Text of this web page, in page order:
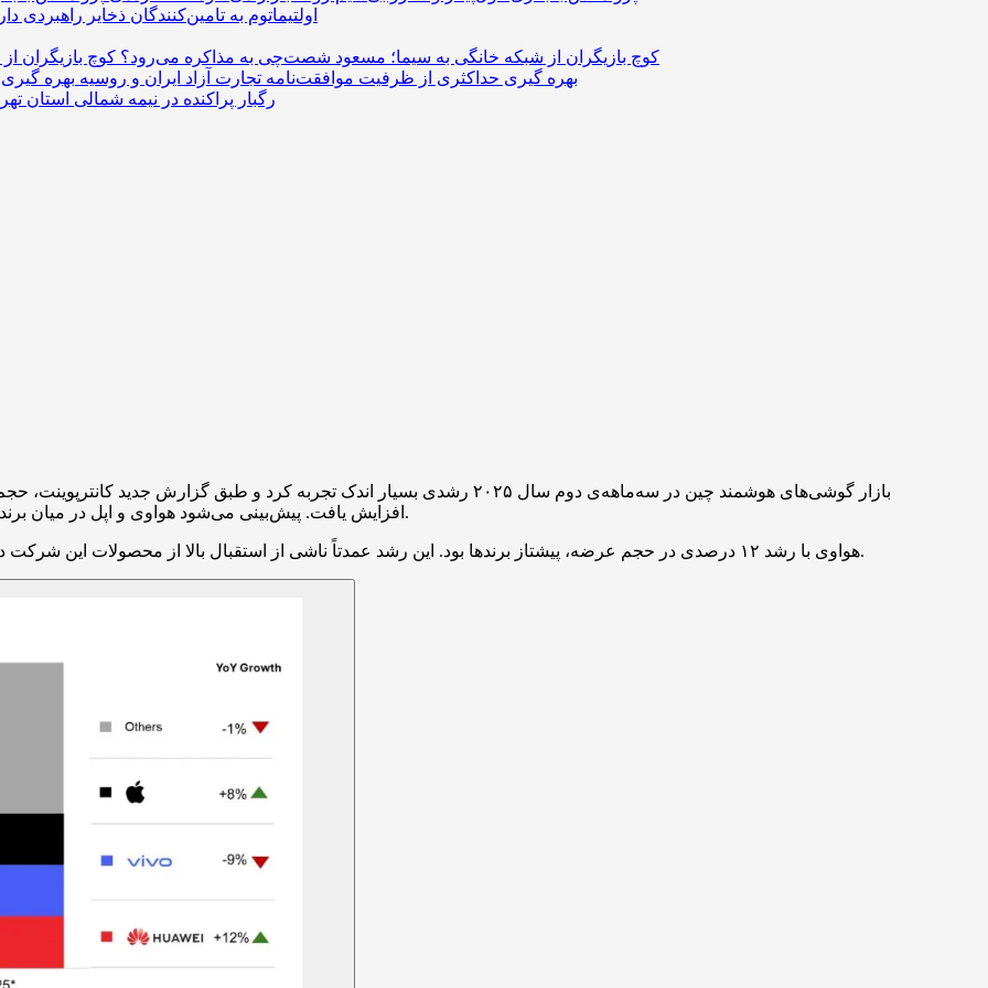
اولتیماتوم به تامین‌کنندگان ذخایر راهبردی
کوچ بازیگران از شبکه خانگی به سیما؛ مسعود شصت‌چی به مذاکره می‌رود؟
بهره گیری حداکثری از ظرفیت موافقت‌نامه تجارت آزاد ایران و روسیه
رگبار پراکنده در نیمه شمالی استان
بازار گوشی‌های هوشمند چین در سه‌ماهه‌ی دوم سال ۲۰۲۵ رشدی بسیار اندک تجربه کرد و
افزایش یافت. پیش‌بینی می‌شود هواوی و اپل در میان برندهای بزرگ، بیشترین رشد فروش سالانه را در این بازه به ثبت برسانند.
هواوی با رشد ۱۲ درصدی در حجم عرضه، پیشتاز برندها بود. این رشد عمدتاً ناشی از استقبال بالا از محصولات این شرکت در جریان جشنواره‌های مختلف و تأثیر یارانه‌ی دولتی عنوان شده است.